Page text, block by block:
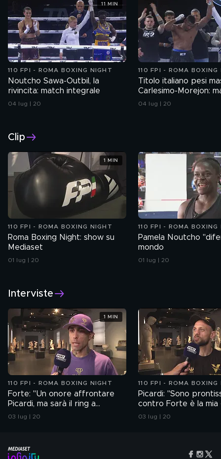
110 FPI - ROMA BOXING NIGHT
Noutcho Sawa-Outbil, la
rivincita: match integrale
04 lug | 20
11 MIN
110 FPI - ROMA BOXING
Titolo italiano pesi
Carlesimo-Morejon:
integrale
04 lug | 20
Clip
110 FPI - ROMA BOXING NIGHT
Roma Boxing Night: show su
Mediaset
01 lug | 20
1 MIN
110 FPI - ROMA BOXING
Pamela Noutcho
mondo
01 lug | 20
Interviste
110 FPI - ROMA BOXING NIGHT
Forte: "Un onore affrontare
Picardi, ma sarà il ring a
parlare"
03 lug | 20
1 MIN
110 FPI - ROMA BOXING
Picardi: "Sono
contro Forte è la mia
occasione"
03 lug | 20